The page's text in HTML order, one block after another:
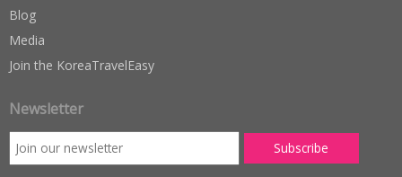
Blog
Media
Join the KoreaTravelEasy
Newsletter